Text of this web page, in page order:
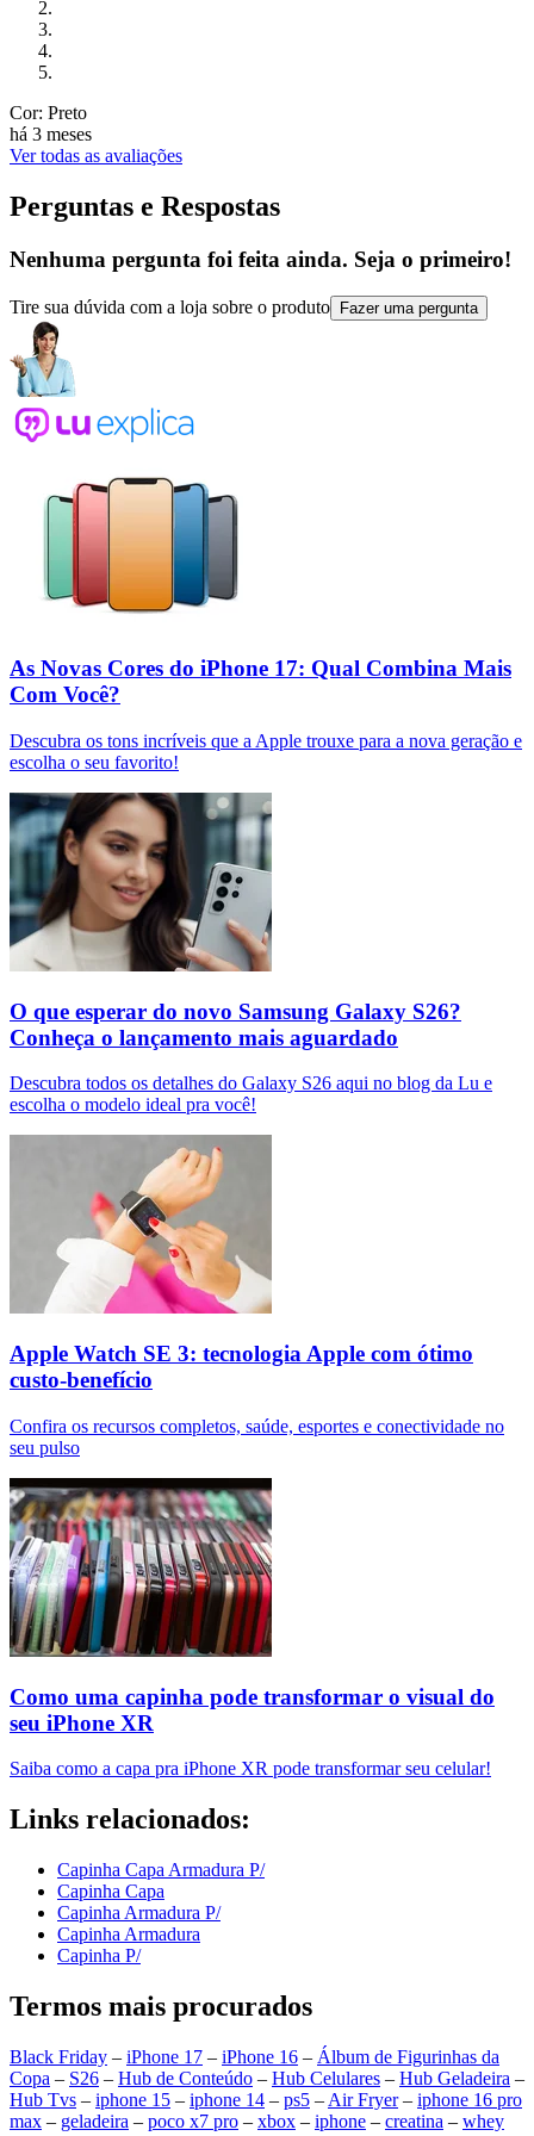
Cor: Preto
há 3 meses
Ver todas as avaliações
Perguntas e Respostas
Nenhuma pergunta foi feita ainda. Seja o primeiro!
Tire sua dúvida com a loja sobre o produto Fazer uma pergunta
As Novas Cores do iPhone 17: Qual Combina Mais
Com Você?
Descubra os tons incríveis que a Apple trouxe para a nova geração e
escolha o seu favorito!
O que esperar do novo Samsung Galaxy S26?
Conheça o lançamento mais aguardado
Descubra todos os detalhes do Galaxy S26 aqui no blog da Lu e
escolha o modelo ideal pra você!
Apple Watch SE 3: tecnologia Apple com ótimo
custo-benefício
Confira os recursos completos, saúde, esportes e conectividade no
seu pulso
Como uma capinha pode transformar o visual do
seu iPhone XR
Saiba como a capa pra iPhone XR pode transformar seu celular!
Links relacionados:
Capinha Capa Armadura P/
Capinha Capa
Capinha Armadura P/
Capinha Armadura
Capinha P/
Termos mais procurados
Black Friday – iPhone 17 – iPhone 16 – Álbum de Figurinhas da
Copa – S26 – Hub de Conteúdo – Hub Celulares – Hub Geladeira –
Hub Tvs – iphone 15 – iphone 14 – ps5 – Air Fryer– iphone 16 pro
max – geladeira – poco x7 pro – xbox – iphone – creatina – whey